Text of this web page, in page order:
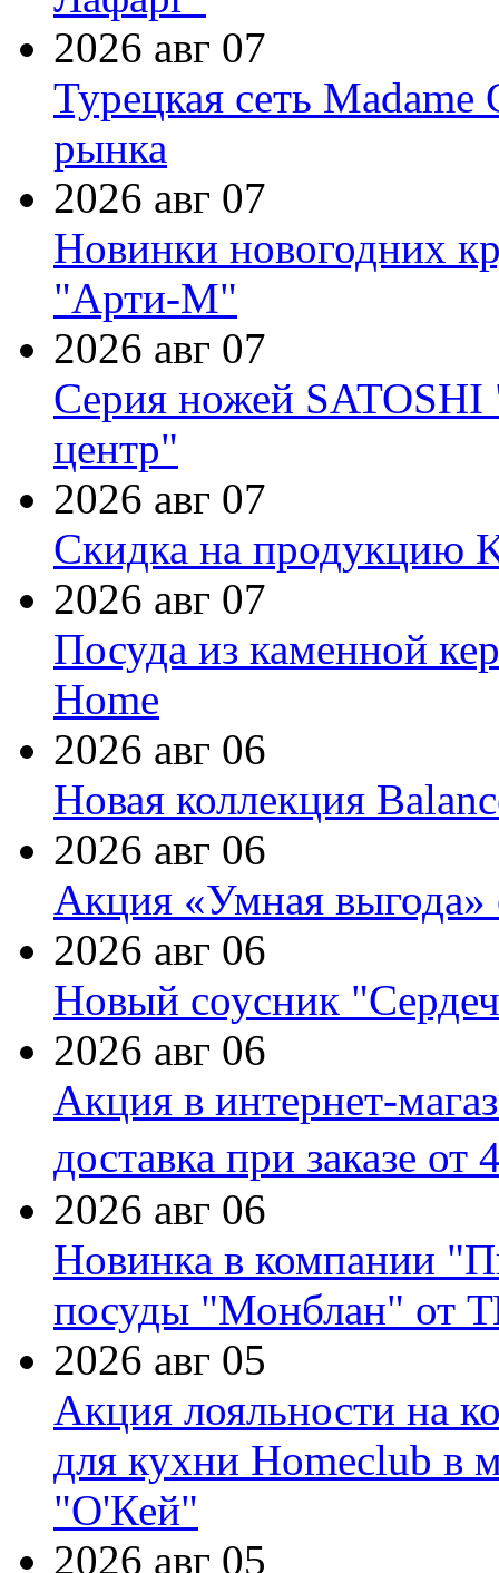
2026 авг 07
Турецкая сеть Madame
рынка
2026 авг 07
Новинки новогодних
"Арти-М"
2026 авг 07
Серия ножей
центр"
2026 авг 07
Скидка на продукцию
2026 авг 07
Посуда из каменной
Home
2026 авг 06
Новая коллекция
2026 авг 06
Акция «Умная выгода»
2026 авг 06
Новый соусник
2026 авг 06
Акция в интернет-
доставка при заказе от
2026 авг 06
Новинка в компании
посуды "Монблан" от
2026 авг 05
Акция лояльности на
для кухни Homeclub в
"О'Кей"
2026 авг 05